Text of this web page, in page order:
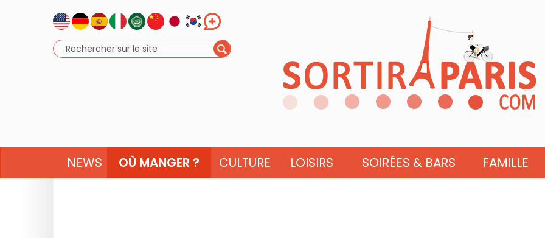
NEWS OÙ MANGER ? CULTURE LOISIRS SOIRÉES & BARS FAMILLE